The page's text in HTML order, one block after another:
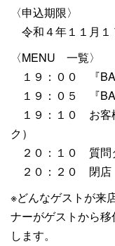
〈申込期限〉
令和４年１１月１
〈MENU 一覧〉
１９：００ 『
１９：０５ 『
１９：１０ お客
ク）
２０：１０ 質問
２０：２０ 閉店
※どんなゲストが来
ナーがゲストから
します。